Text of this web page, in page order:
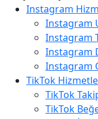
Instagram
Instagram
Instagram
Instagram
Instagram
TikTok
TikTok
TikTok